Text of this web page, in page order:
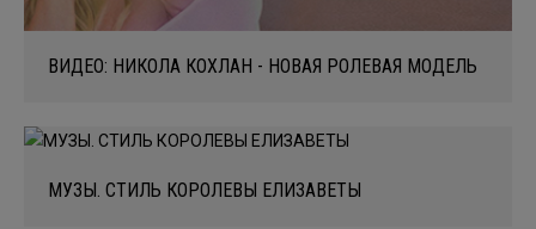
ВИДЕО: НИКОЛА КОХЛАН - НОВАЯ РОЛЕВАЯ МОДЕЛЬ
МУЗЫ. СТИЛЬ КОРОЛЕВЫ ЕЛИЗАВЕТЫ